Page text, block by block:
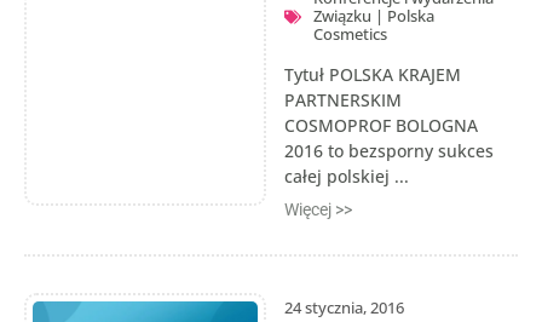
Związku | Polska
Cosmetics
Tytuł POLSKA KRAJEM
PARTNERSKIM
COSMOPROF BOLOGNA
2016 to bezsporny sukces
całej polskiej ...
Więcej >>
24 stycznia, 2016